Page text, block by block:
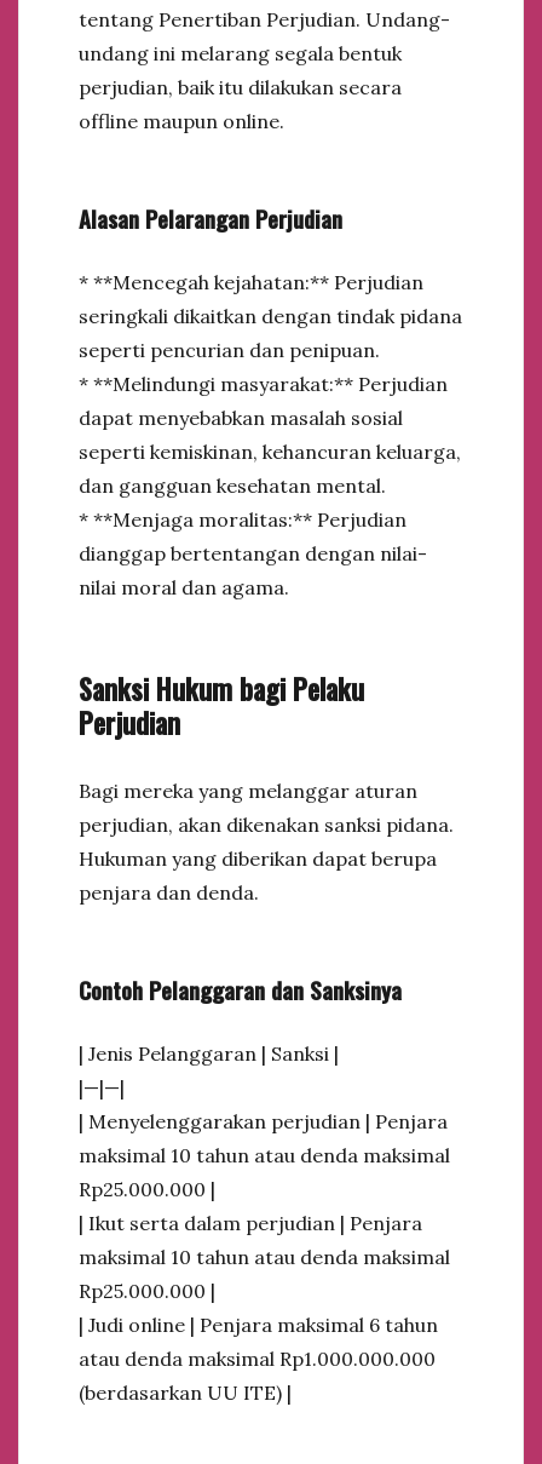
tentang Penertiban Perjudian. Undang-
undang ini melarang segala bentuk
perjudian, baik itu dilakukan secara
offline maupun online.
Alasan Pelarangan Perjudian
* **Mencegah kejahatan:** Perjudian
seringkali dikaitkan dengan tindak pidana
seperti pencurian dan penipuan.
* **Melindungi masyarakat:** Perjudian
dapat menyebabkan masalah sosial
seperti kemiskinan, kehancuran keluarga,
dan gangguan kesehatan mental.
* **Menjaga moralitas:** Perjudian
dianggap bertentangan dengan nilai-
nilai moral dan agama.
Sanksi Hukum bagi Pelaku
Perjudian
Bagi mereka yang melanggar aturan
perjudian, akan dikenakan sanksi pidana.
Hukuman yang diberikan dapat berupa
penjara dan denda.
Contoh Pelanggaran dan Sanksinya
| Jenis Pelanggaran | Sanksi |
|—|—|
| Menyelenggarakan perjudian | Penjara
maksimal 10 tahun atau denda maksimal
Rp25.000.000 |
| Ikut serta dalam perjudian | Penjara
maksimal 10 tahun atau denda maksimal
Rp25.000.000 |
| Judi online | Penjara maksimal 6 tahun
atau denda maksimal Rp1.000.000.000
(berdasarkan UU ITE) |